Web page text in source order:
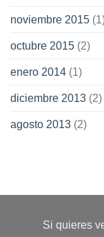
noviembre 2015
octubre 2015 (2)
enero 2014 (1)
diciembre 2013 (2)
agosto 2013 (2)
Si quieres